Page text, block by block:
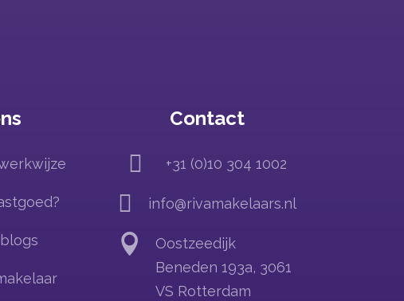
Contact
 +31 (0)10 304 1002
 info@rivamakelaars.nl

Oostzeedijk
Beneden 193a, 3061
VS Rotterdam